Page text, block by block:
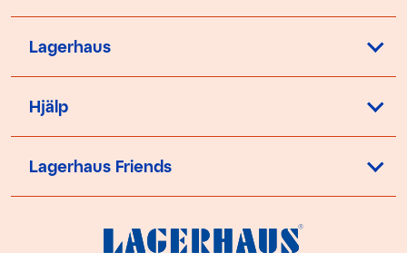
Lagerhaus
Hjälp
Lagerhaus Friends